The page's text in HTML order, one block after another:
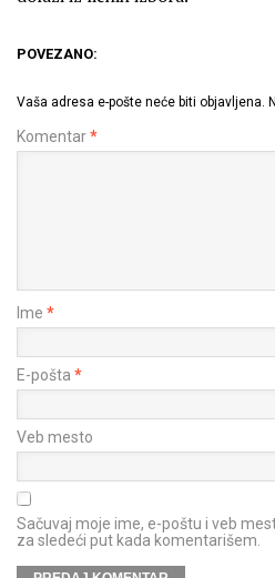
POVEZANO:
Vaša adresa e-pošte neće biti objavljena.
Komentar*
Ime *
E-pošta *
Veb mesto
Sačuvaj moje ime, e-poštu i veb
za sledeći put kada komentarišem.